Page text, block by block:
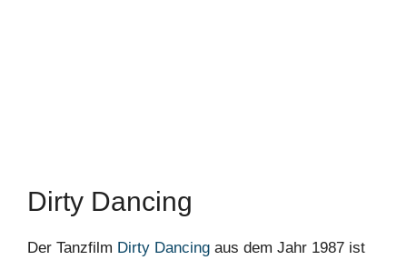
Dirty Dancing
Der Tanzfilm Dirty Dancing aus dem Jahr 1987 ist